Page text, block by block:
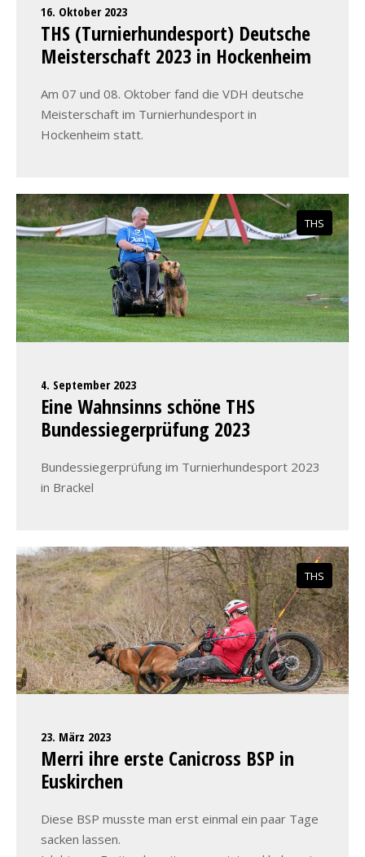
16. Oktober 2023
THS (Turnierhundesport) Deutsche
Meisterschaft 2023 in Hockenheim
Am 07 und 08. Oktober fand die VDH deutsche
Meisterschaft im Turnierhundesport in
Hockenheim statt.
THS
4. September 2023
Eine Wahnsinns schöne THS
Bundessiegerprüfung 2023
Bundessiegerprüfung im Turnierhundesport 2023
in Brackel
THS
23. März 2023
Merri ihre erste Canicross BSP in
Euskirchen
Diese BSP musste man erst einmal ein paar Tage
sacken lassen.